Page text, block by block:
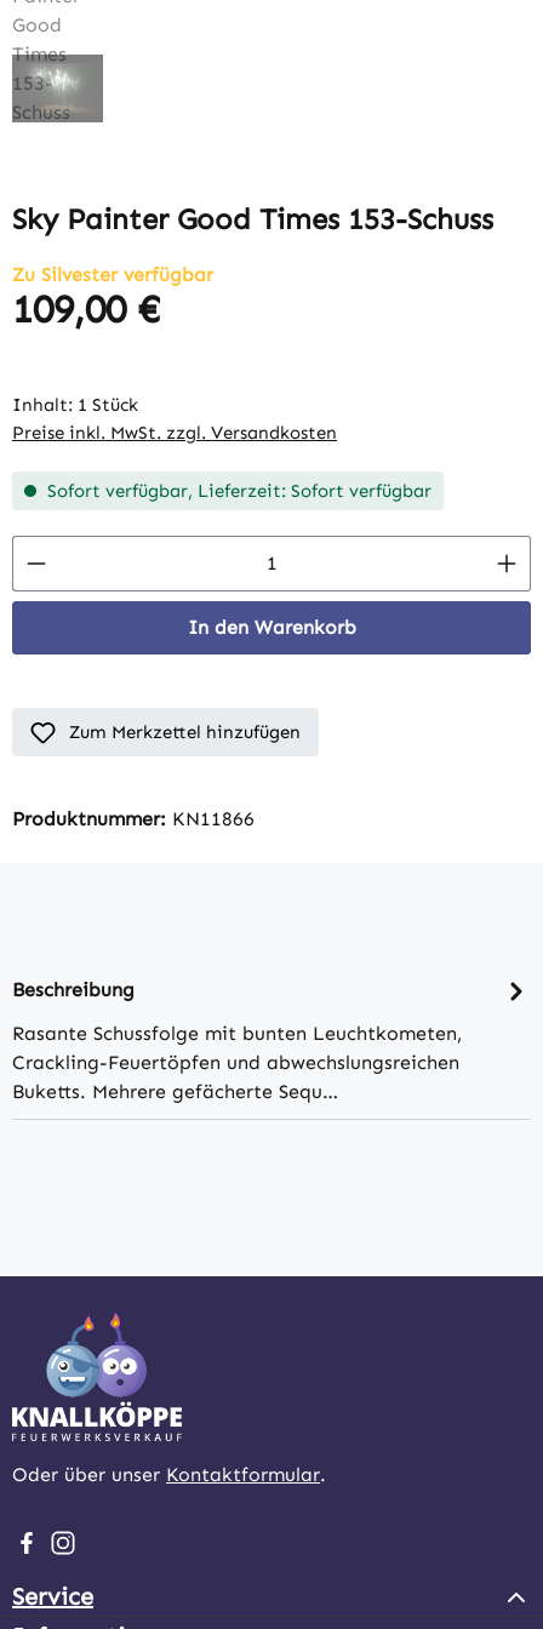
Sky Painter Good Times 153-Schuss
Zu Silvester verfügbar
Regulärer Preis:
109,00 €
Inhalt: 1 Stück
Preise inkl. MwSt. zzgl. Versandkosten
Sofort verfügbar, Lieferzeit: Sofort verfügbar
Produkt Anzahl: Gib den gewünschten
In den Warenkorb
Zum Merkzettel hinzufügen
Produktnummer: KN11866
Beschreibung
Rasante Schussfolge mit bunten Leuchtkometen,
Crackling-Feuertöpfen und abwechslungsreichen
Buketts. Mehrere gefächerte Sequ…
Oder über unser Kontaktformular.
Besuche uns auf Facebook – öffnet in neuem Tab
Schau auf Instagram vorbei – öffnet in neuem Tab
Service